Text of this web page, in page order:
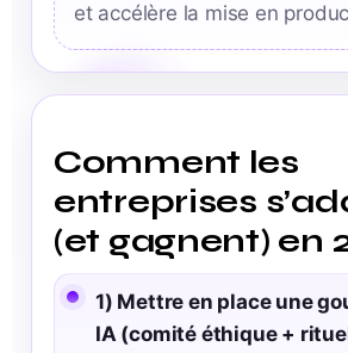
et accélère la mise en
Comment les
entreprises
(et gagnent) en
1) Mettre en place une
IA (comité éthique +